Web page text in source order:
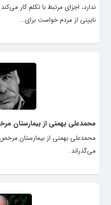
ندارد، اجزای مرتبط با تکلم کار
نایینی از مردم خواست برای...
محمدعلی بهمنی از بیمارستان
محمدعلی بهمنی از بیمارستان
می‌گذراند.